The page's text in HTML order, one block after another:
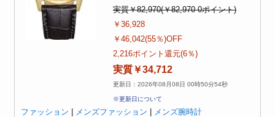
実質￥82,970(￥82,970-0ポイント)
￥36,928
￥46,042(55％)OFF
2,216ポイント還元(6％)
実質￥34,712
更新日：2026年08月08日 00時50分54秒
※更新日について
ファッション メンズファッション メンズ腕時計